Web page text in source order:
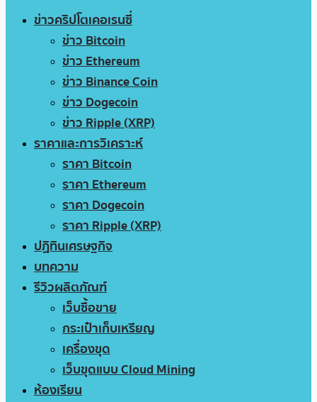
ข่าวคริปโตเคอเรนซี่
ข่าว Bitcoin
ข่าว Ethereum
ข่าว Binance Coin
ข่าว Dogecoin
ข่าว Ripple (XRP)
ราคาและการวิเคราะห์
ราคา Bitcoin
ราคา Ethereum
ราคา Dogecoin
ราคา Ripple (XRP)
ปฏิทินเศรษฐกิจ
บทความ
รีวิวผลิตภัณฑ์
เว็บซื้อขาย
กระเป๋าเก็บเหรียญ
เครื่องขุด
เว็บขุดแบบ Cloud Mining
ห้องเรียน